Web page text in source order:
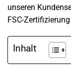
unseren
FSC-
Inhalt